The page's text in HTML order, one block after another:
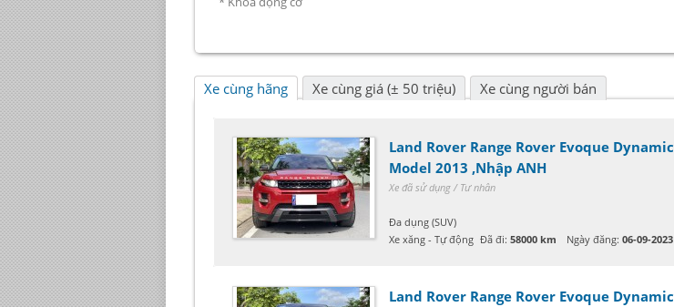
Xe cùng hãng Xe cùng giá (± 50 triệu) Xe cùng người bán
Land Rover Range Rover Evoque Dynamic
Model 2013 ,Nhập ANH
Xe đã sử dụng / Tư nhân
Đa dụng (SUV)
Xe xăng - Tự động Đã đi: 58000 km Ngày đăng: 06-09-2023
Land Rover Range Rover Evoque Dynamic